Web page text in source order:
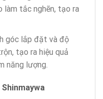
làm tắc nghẽn, tạo ra
góc lắp đặt và độ
tạo ra hiệu quả
năng lượng.